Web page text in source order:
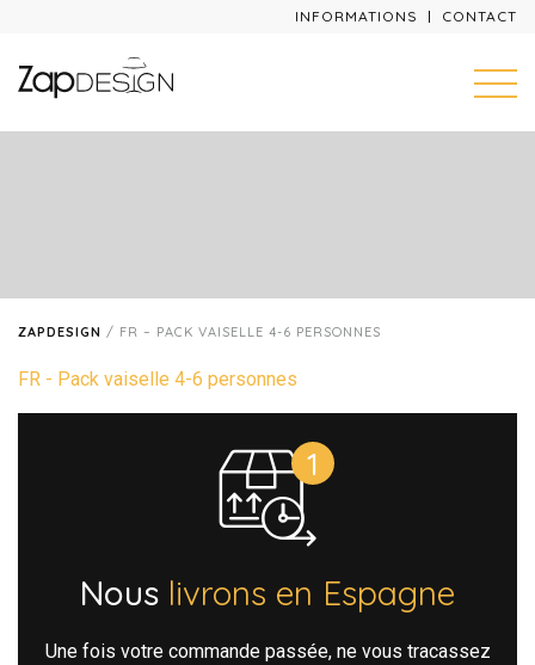
INFORMATIONS CONTACT
ZAPDESIGN / FR – PACK VAISELLE 4-6 PERSONNES
FR - Pack vaiselle 4-6 personnes
Nous livrons en Espagne
Une fois votre commande passée, ne vous tracassez